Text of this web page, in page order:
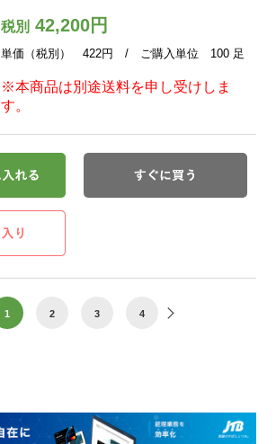
税別42,200円
単価（税別） 422円 / ご購入単位 100 足
※本商品は別途送料を申し受けしま
す。
1 2 3 4